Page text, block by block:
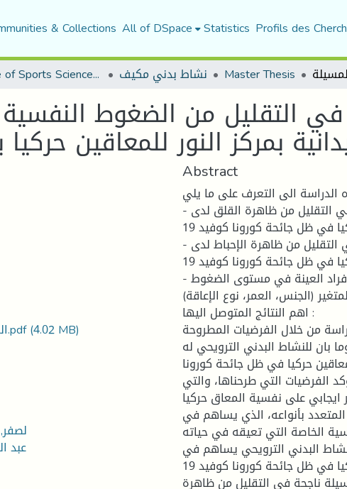
& Collections All of DSpace Statistics Profils des
Institute of Sports Sciences and Techniques نشاط بدني مكيف Master Thesis
في التقليل من الضغوط
المذكرة-الكاملة (1).pdf(4.02 MB)
عبد
Abstract
الى التعرف على ما يلي:
- التعرف على دور النشاط البدني الترويحي في التقليل من ظاهرة القلق لدى
المعاقين حركيا في ظل جائحة كورونا كوفيد 19.
- التعرف على دور النشاط البدني الترويحي في التقليل من ظاهرة الإحباط لدى
المعاقين حركيا في ظل جائحة كورونا كوفيد 19.
- التعرف إذا توجد فروق ذات دلالة إحصائية ين أفراد العينة في مستوى الضغوط
(الجنس، العمر، نوع الإعاقة).
اهم النتائج المتوصل اليها :
من خلال الفرضيات المطروحة
بان للنشاط البدني الترويحي له
حركيا في ظل جائحة كورونا
يؤكد الفرضيات التي طرحناها، والتي
ايجابي على نفسية المعاق حركيا
بأنواعه، الذي يساهم في
الخاصة التي تعيقه في حياته.
البدني الترويحي يساهم في
التقليل من ظاهرة القلق لدى المعاقين حركيا في ظل جائحة كورونا كوفيد 19.
ناجحة في التقليل من ظاهرة